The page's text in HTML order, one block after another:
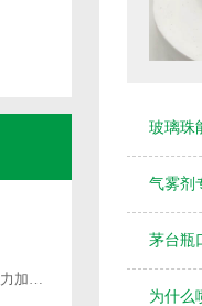
喷砂玻璃珠适合工件去应力加工吗
玻璃珠
气雾剂
茅台瓶
为什么